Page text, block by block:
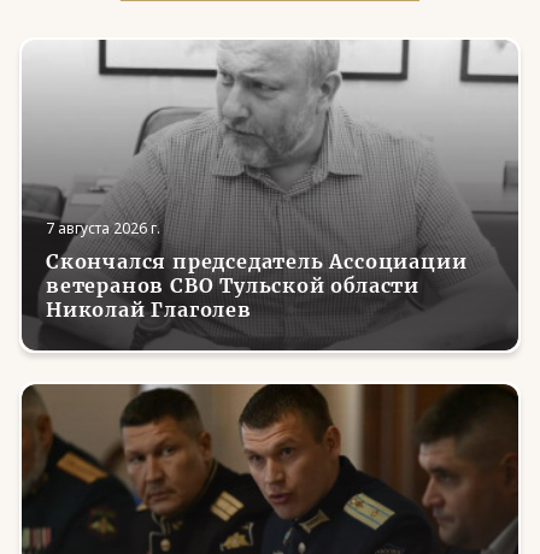
7 августа 2026 г.
Скончался председатель Ассоциации
ветеранов СВО Тульской области
Николай Глаголев